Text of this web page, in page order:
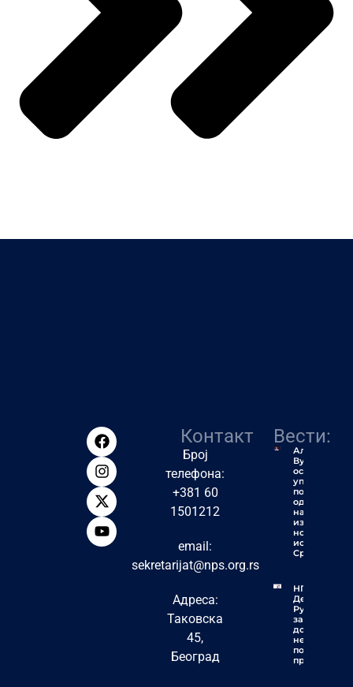
Контакт
Број
телефона:
+381 60
1501212
email:
sekretarijat@nps.org.rs
Адреса:
Таковска
45,
Београд
Вести:
Алексић:
Вучић ће
остати
упамћен
по једној
од
највећих
издаја у
новијој
историји
Србије
НПС
Деспотовац:
Рудари
заслужују
не
политичку
пропаганду